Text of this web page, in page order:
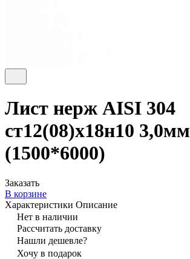
Лист нерж AISI 304
ст12(08)х18н10 3,0мм
(1500*6000)
Заказать
В корзине
Характеристики Описание
Нет в наличии
Рассчитать доставку
Нашли дешевле?
Хочу в подарок